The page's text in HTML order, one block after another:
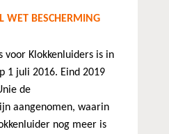
WET BESCHERMING
voor Klokkenluiders is in
1 juli 2016. Eind 2019
de
aangenomen, waarin
nog meer is